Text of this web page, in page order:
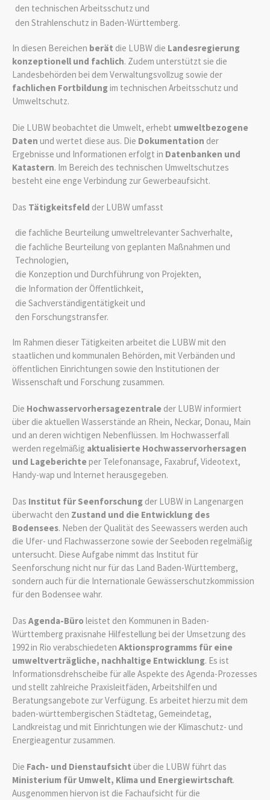
den technischen Arbeitsschutz und
den Strahlenschutz in Baden-Württemberg.
In diesen Bereichen berät die LUBW die Landesregierung
konzeptionell und fachlich. Zudem unterstützt sie die
Landesbehörden bei dem Verwaltungsvollzug sowie der
fachlichen Fortbildungim technischen Arbeitsschutz und
Umweltschutz.
Die LUBW beobachtet die Umwelt, erhebt umweltbezogene
Daten und wertet diese aus. Die Dokumentation der
Ergebnisse und Informationen erfolgt in Datenbanken und
Katastern. Im Bereich des technischen Umweltschutzes
besteht eine enge Verbindung zur Gewerbeaufsicht.
Das Tätigkeitsfeld der LUBW umfasst
die fachliche Beurteilung umweltrelevanter Sachverhalte,
die fachliche Beurteilung von geplanten Maßnahmen und
Technologien,
die Konzeption und Durchführung von Projekten,
die Information der Öffentlichkeit,
die Sachverständigentätigkeit und
den Forschungstransfer.
Im Rahmen dieser Tätigkeiten arbeitet die LUBW mit den
staatlichen und kommunalen Behörden, mit Verbänden und
öffentlichen Einrichtungen sowie den Institutionen der
Wissenschaft und Forschung zusammen.
Die Hochwasservorhersagezentrale der LUBW informiert
über die aktuellen Wasserstände an Rhein, Neckar, Donau, Main
und an deren wichtigen Nebenflüssen. Im Hochwasserfall
werden regelmäßig aktualisierte Hochwasservorhersagen
und Lageberichte per Telefonansage, Faxabruf, Videotext,
Handy-wap und Internet herausgegeben.
Das Institut für Seenforschung der LUBW in Langenargen
überwacht den Zustand und die Entwicklung des
Bodensees. Neben der Qualität des Seewassers werden auch
die Ufer- und Flachwasserzone sowie der Seeboden regelmäßig
untersucht. Diese Aufgabe nimmt das Institut für
Seenforschung nicht nur für das Land Baden-Württemberg,
sondern auch für die Internationale Gewässerschutzkommission
für den Bodensee wahr.
Das Agenda-Büro leistet den Kommunen in Baden-
Württemberg praxisnahe Hilfestellung bei der Umsetzung des
1992 in Rio verabschiedeten Aktionsprogramms für eine
umweltverträgliche, nachhaltige Entwicklung. Es ist
Informationsdrehscheibe für alle Aspekte des Agenda-Prozesses
und stellt zahlreiche Praxisleitfäden, Arbeitshilfen und
Beratungsangebote zur Verfügung. Es arbeitet hierzu mit dem
baden-württembergischen Städtetag, Gemeindetag,
Landkreistag und mit Einrichtungen wie der Klimaschutz- und
Energieagentur zusammen.
Die Fach- und Dienstaufsicht über die LUBW führt das
Ministerium für Umwelt, Klima und Energiewirtschaft.
Ausgenommen hiervon ist die Fachaufsicht für die